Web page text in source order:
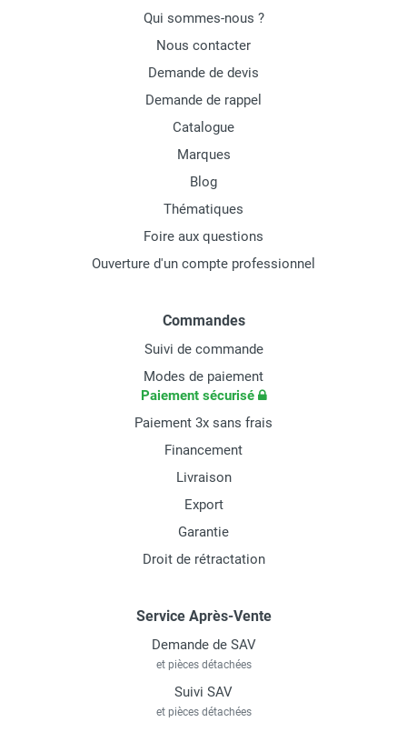
Qui sommes-nous ?
Nous contacter
Demande de devis
Demande de rappel
Catalogue
Marques
Blog
Thématiques
Foire aux questions
Ouverture d'un compte professionnel
Commandes
Suivi de commande
Modes de paiement
Paiement sécurisé
Paiement 3x sans frais
Financement
Livraison
Export
Garantie
Droit de rétractation
Service Après-Vente
Demande de SAV
et pièces détachées
Suivi SAV
et pièces détachées